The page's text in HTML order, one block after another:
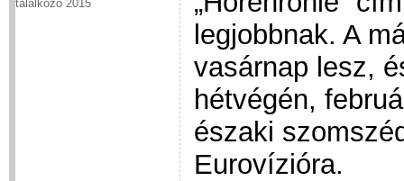
találkozó 2015
legjobbnak. A
vasárnap lesz,
hétvégén,
északi
Eurovízióra.